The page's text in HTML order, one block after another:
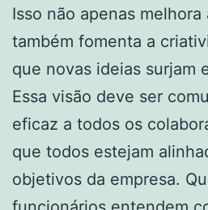
Isso não apenas
também fomenta a
que novas ideias surjam
Essa visão deve ser
eficaz a todos os
que todos estejam
objetivos da empresa.